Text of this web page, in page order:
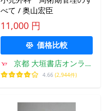
べて / 奥山宏臣
11,000 円
価格比較
京都 大垣書店オンライ
ン
4.66 (2,944件)